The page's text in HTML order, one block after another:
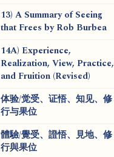
13) A Summary of Seeing
that Frees by Rob Burbea
14A) Experience,
Realization, View, Practice,
and Fruition (Revised)
体验/觉受、证悟、知见、修
行与果位
體驗/覺受、證悟、見地、修
行與果位